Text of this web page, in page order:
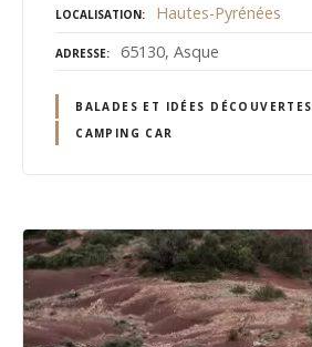
LOCALISATION Hautes-Pyrénées
ADRESSE 65130, Asque
BALADES ET IDÉES DÉCOUVERTES
CAMPING CAR